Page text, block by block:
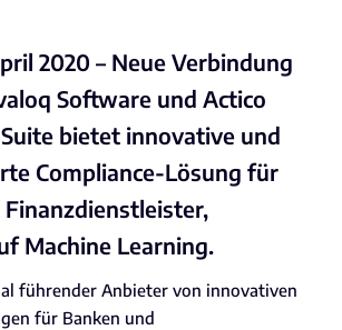
2020 – Neue Verbindung
Software und Actico
bietet innovative und
Compliance-Lösung für
Machine Learning.
führender Anbieter von innovativen
für Banken und